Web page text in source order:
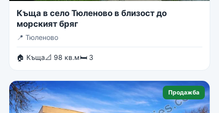
Къща в село Тюленово в близост до
морският бряг
📍 Тюленово
🏠 Къща📐 98 кв.м🛏 3
Продажба